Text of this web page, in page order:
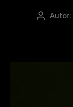
Autor: